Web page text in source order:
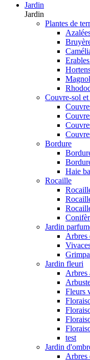
Jardin
Jardin
Plantes de
Couvre-sol et
Bordure
Haie
Rocaille
Jardin
Arbres
Jardin fleuri
Arbres
Fleurs
test
Jardin
Arbres